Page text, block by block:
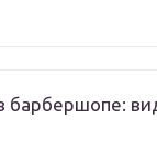
барбершопе: